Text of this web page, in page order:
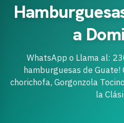
a
WhatsApp o Llama al:
hamburguesas de
chorichofa, Gorgonzola
la